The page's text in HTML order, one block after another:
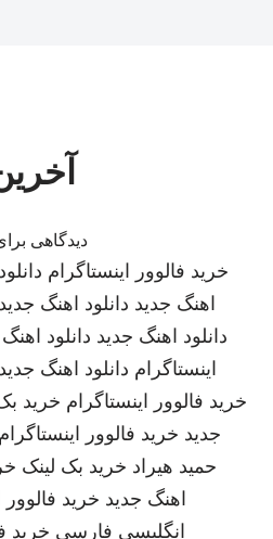
دیدگاهی
خرید فالوور اینستاگرام
اهنگ جدید دانلود اهنگ جدید
دانلود اهنگ جدید دانلود
اینستاگرام دانلود اهنگ جدید
خرید فالوور اینستاگرام خرید
جدید خرید فالوور اینستاگرام
حمید هیراد خرید بک لینک
اهنگ جدید خرید فالوور
انگلیسی فارسی خرید